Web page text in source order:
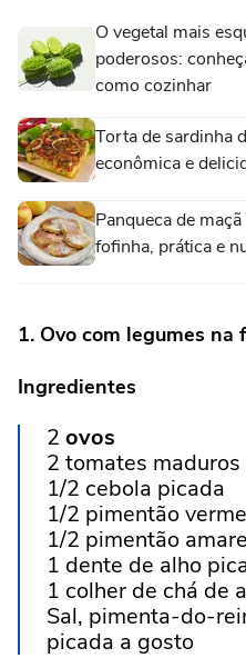
O vegetal mais
poderosos:
como cozinhar
Torta de sardinha
econômica e
Panqueca de
fofinha, prática e
1. Ovo com legumes na
Ingredientes
2 ovos
2 tomates
1/2 cebola picada
1/2 pimentão
1/2 pimentão
1 dente de alho
1 colher de chá de
Sal, pimenta-do-
picada a gosto